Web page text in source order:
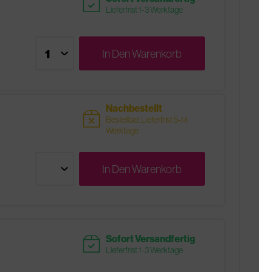
Lieferfrist 1-3 Werktage
In DenWarenkorb
sold Nachbestellt
Bestellbar, Lieferfrist 5-14
Werktage
In DenWarenkorb
readytoship Sofort Versandfertig
Lieferfrist 1-3 Werktage